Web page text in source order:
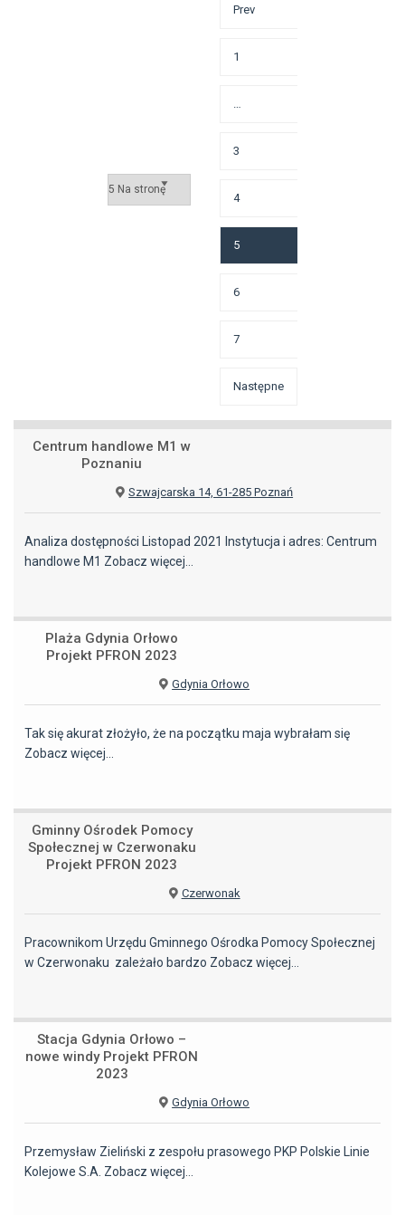
Prev
1
…
3
4
5
6
7
Następne
Centrum handlowe M1 w
Poznaniu
Szwajcarska 14, 61-285 Poznań
Analiza dostępności Listopad 2021 Instytucja i adres: Centrum
handlowe M1 Zobacz więcej…
Plaża Gdynia Orłowo
Projekt PFRON 2023
Gdynia Orłowo
Tak się akurat złożyło, że na początku maja wybrałam się
Zobacz więcej…
Gminny Ośrodek Pomocy
Społecznej w Czerwonaku
Projekt PFRON 2023
Czerwonak
Pracownikom Urzędu Gminnego Ośrodka Pomocy Społecznej
w Czerwonaku zależało bardzo Zobacz więcej…
Stacja Gdynia Orłowo –
nowe windy Projekt PFRON
2023
Gdynia Orłowo
Przemysław Zieliński z zespołu prasowego PKP Polskie Linie
Kolejowe S.A. Zobacz więcej…